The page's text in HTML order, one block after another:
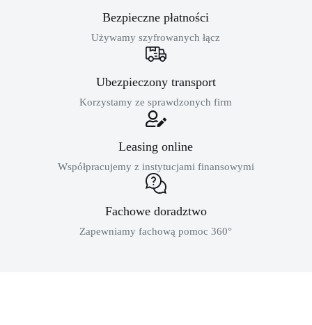
Bezpieczne płatności
Używamy szyfrowanych łącz
Ubezpieczony transport
Korzystamy ze sprawdzonych firm
Leasing online
Współpracujemy z instytucjami finansowymi
Fachowe doradztwo
Zapewniamy fachową pomoc 360°